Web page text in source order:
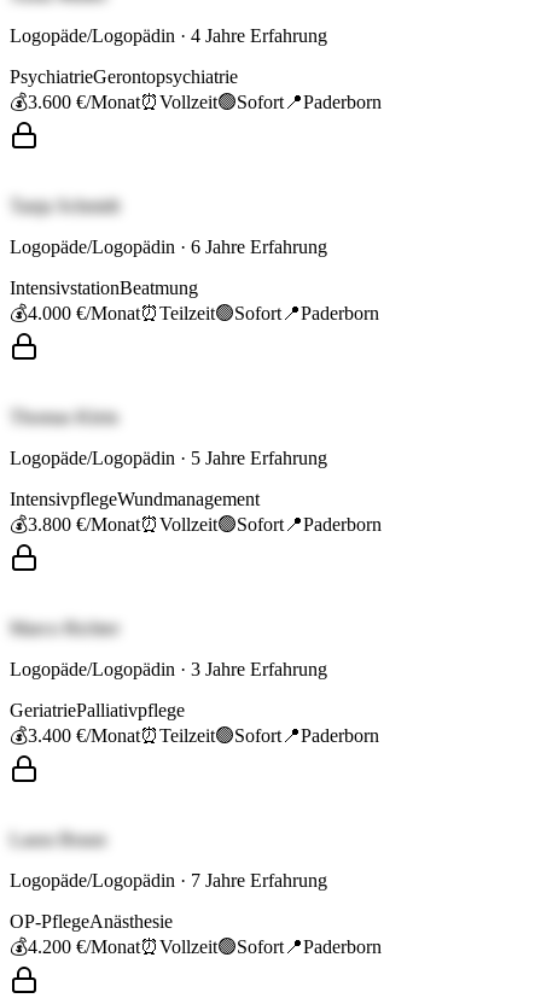
Logopäde/Logopädin · 4 Jahre Erfahrung
PsychiatrieGerontopsychiatrie
💰3.600 €/Monat⏰Vollzeit🟢Sofort 📍Paderborn
Tanja Schmidt
Logopäde/Logopädin · 6 Jahre Erfahrung
IntensivstationBeatmung
💰4.000 €/Monat⏰Teilzeit🟢Sofort 📍Paderborn
Thomas Klein
Logopäde/Logopädin · 5 Jahre Erfahrung
IntensivpflegeWundmanagement
💰3.800 €/Monat⏰Vollzeit🟢Sofort 📍Paderborn
Marco Richter
Logopäde/Logopädin · 3 Jahre Erfahrung
GeriatriePalliativpflege
💰3.400 €/Monat⏰Teilzeit🟢Sofort 📍Paderborn
Laura Braun
Logopäde/Logopädin · 7 Jahre Erfahrung
OP-PflegeAnästhesie
💰4.200 €/Monat⏰Vollzeit🟢Sofort 📍Paderborn